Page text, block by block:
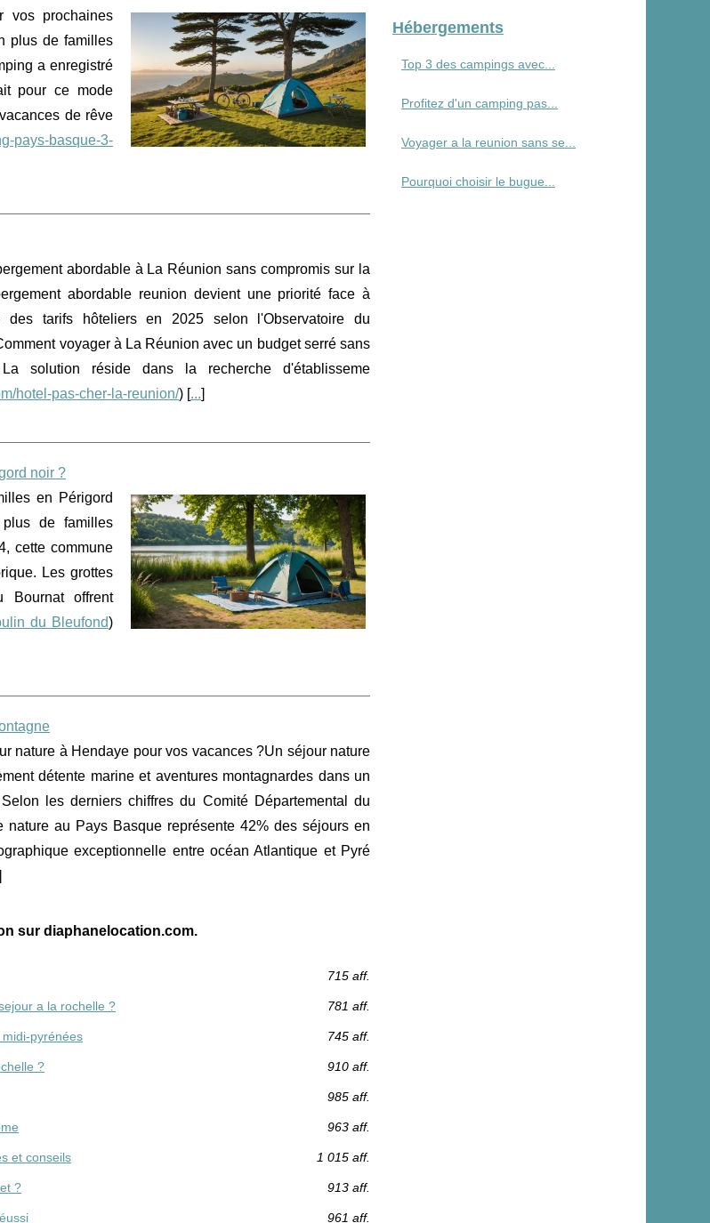
vos prochaines
plus de familles
a enregistré
pour ce mode
de rêve
pays-basque-3-
abordable à La Réunion sans compromis sur la
abordable reunion devient une priorité face à
des tarifs hôteliers en 2025 selon l'Observatoire du
voyager à La Réunion avec un budget serré sans
solution réside dans la recherche d'établisseme
hotel-pas-cher-la-reunion/) [...]
noir ?
en Périgord
de familles
cette commune
Les grottes
offrent
du Bleufond)
nature à Hendaye pour vos vacances ?Un séjour nature
détente marine et aventures montagnardes dans un
les derniers chiffres du Comité Départemental du
nature au Pays Basque représente 42% des séjours en
exceptionnelle entre océan Atlantique et Pyré
sur diaphanelocation.com.
715 aff.
a la rochelle ? 781 aff.
pyrénées 745 aff.
? 910 aff.
985 aff.
963 aff.
et conseils 1 015 aff.
? 913 aff.
961 aff.
Hébergements
Top 3 des campings avec...
Profitez d'un camping pas...
Voyager a la reunion sans se...
Pourquoi choisir le bugue...